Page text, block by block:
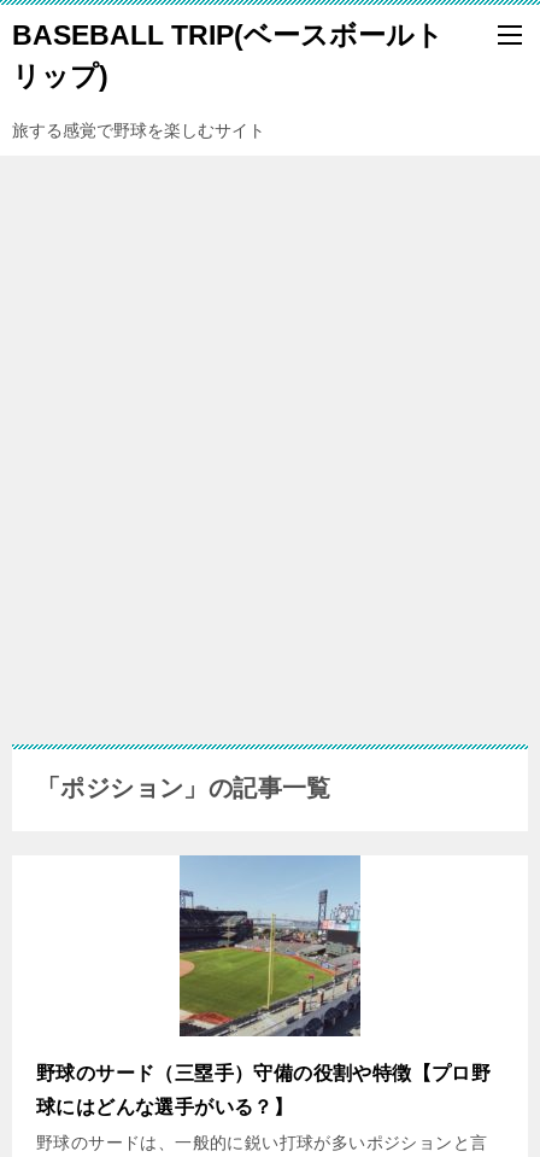
BASEBALL TRIP(ベースボールト
リップ)
旅する感覚で野球を楽しむサイト
「ポジション」の記事一覧
野球のサード（三塁手）守備の役割や特徴【プロ野
球にはどんな選手がいる？】
野球のサードは、一般的に鋭い打球が多いポジションと言